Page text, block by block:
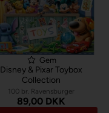
Gem
Disney & Pixar Toybox
Collection
100 br. Ravensburger
89,00 DKK